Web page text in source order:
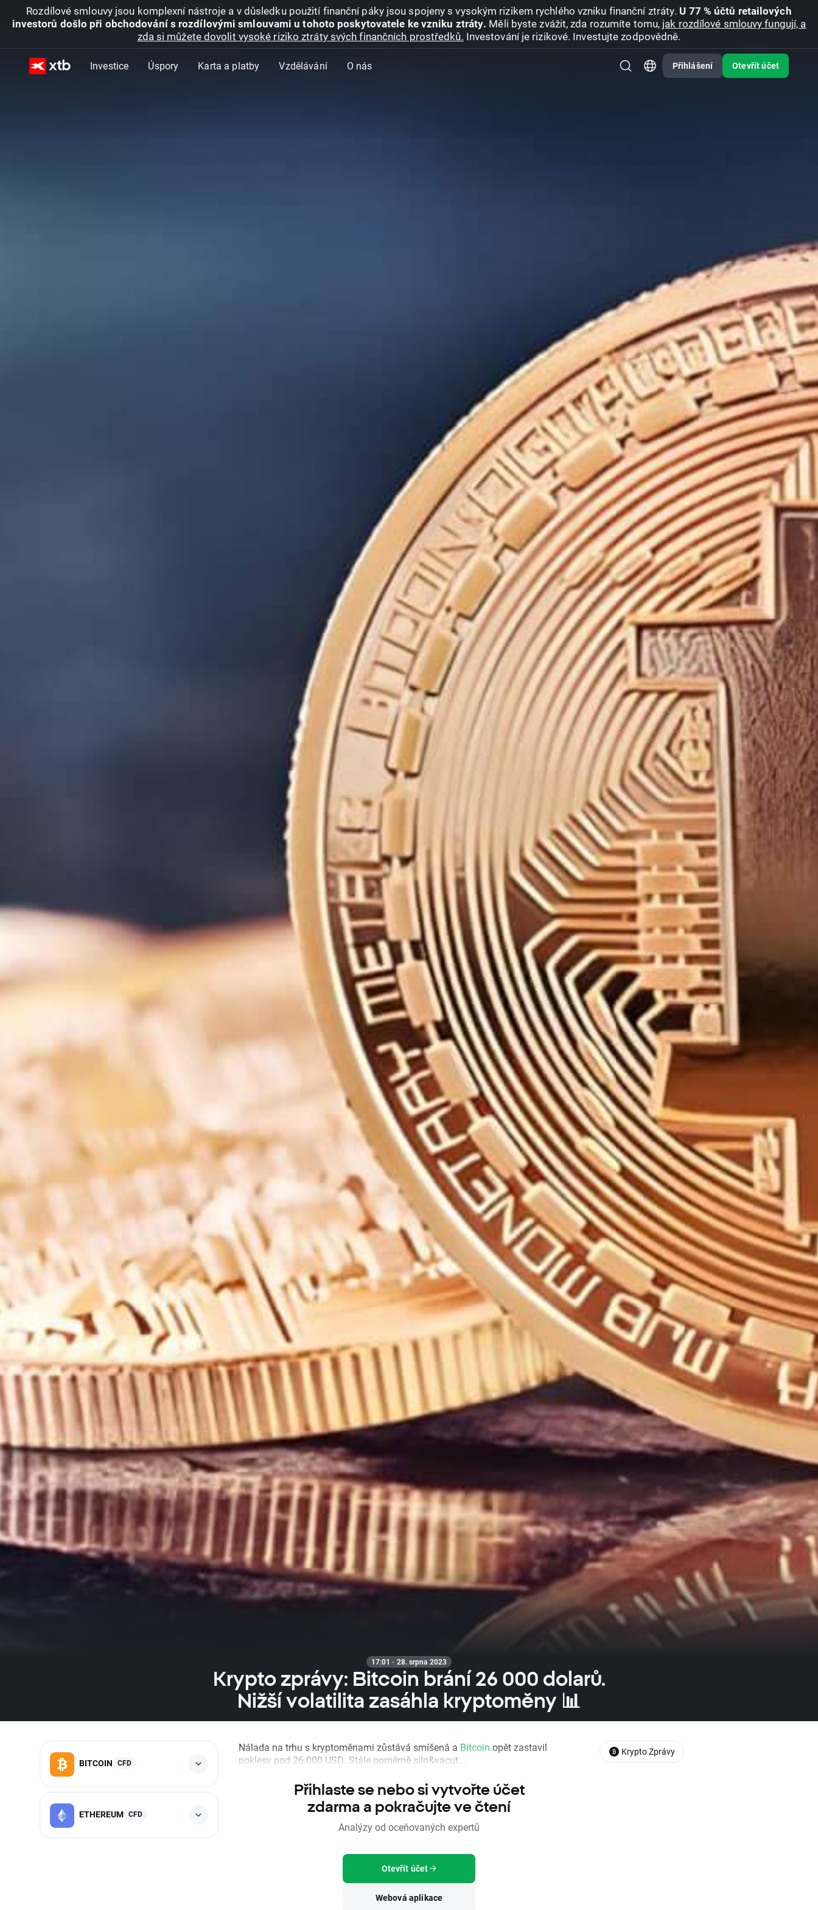
Rozdílové smlouvy jsou komplexní nástroje a v důsledku použití finanční páky jsou spojeny s vysokým rizikem rychlého vzniku finanční ztráty. U 77 % účtů retailových
investorů došlo při obchodování s rozdílovými smlouvami u tohoto poskytovatele ke vzniku ztráty. Měli byste zvážit, zda rozumíte tomu, jak rozdílové smlouvy fungují, a
zda si můžete dovolit vysoké riziko ztráty svých finančních prostředků. Investování je rizikové. Investujte zodpovědně.
Investice Úspory Karta a platby Vzdělávání O nás Přihlášení Otevřít účet
17:01 · 28. srpna 2023
Krypto zprávy: Bitcoin brání 26 000 dolarů.
Nižší volatilita zasáhla kryptoměny 📊
BITCOIN CFD
ETHEREUM CFD
Nálada na trhu s kryptoměnami zůstává smíšená a Bitcoin opět zastavil
poklesy pod 26 000 USD. Stále poměrně siln&yacut...
Přihlaste se nebo si vytvořte účet
zdarma a pokračujte ve čtení
Analýzy od oceňovaných expertů
Otevřít účet
Webová aplikace
Krypto Zprávy